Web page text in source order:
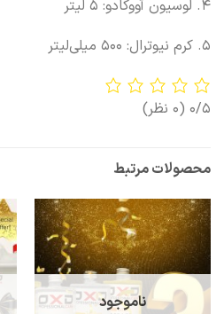
4. لوسیون آووکادو: 5 لیتر
5. کرم نیوترال: 500 میلی‌لیتر
0/5 (0 نظر)
محصولات مرتبط
ناموجود